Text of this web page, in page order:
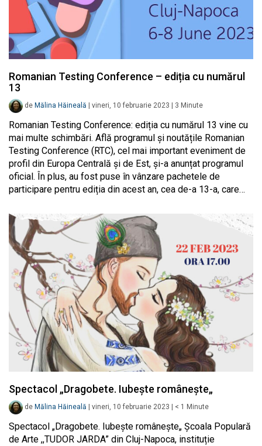
Romanian Testing Conference – ediția cu numărul
13
de Mălina Hăineală vineri, 10 februarie 2023 3 Minute
Romanian Testing Conference: ediția cu numărul 13 vine cu
mai multe schimbări. Află programul și noutățile Romanian
Testing Conference (RTC), cel mai important eveniment de
profil din Europa Centrală și de Est, și-a anunțat programul
oficial. În plus, au fost puse în vânzare pachetele de
participare pentru ediția din acest an, cea de-a 13-a, care…
Spectacol „Dragobete. Iubește românește„
de Mălina Hăineală vineri, 10 februarie 2023 < 1 Minute
Spectacol „Dragobete. Iubește românește„ Școala Populară
de Arte ,,TUDOR JARDA” din Cluj-Napoca, instituție